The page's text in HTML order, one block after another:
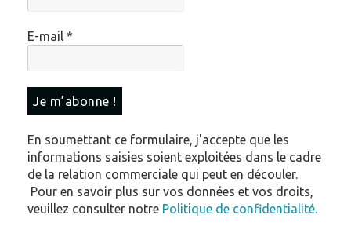
E-mail *
En soumettant ce formulaire, j'accepte que les
informations saisies soient exploitées dans le cadre
de la relation commerciale qui peut en découler.
Pour en savoir plus sur vos données et vos droits,
veuillez consulter notre Politique de confidentialité.